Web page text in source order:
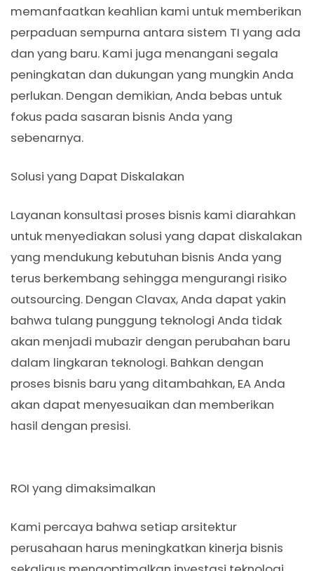
memanfaatkan keahlian kami untuk memberikan
perpaduan sempurna antara sistem TI yang ada
dan yang baru. Kami juga menangani segala
peningkatan dan dukungan yang mungkin Anda
perlukan. Dengan demikian, Anda bebas untuk
fokus pada sasaran bisnis Anda yang
sebenarnya.
Solusi yang Dapat Diskalakan
Layanan konsultasi proses bisnis kami diarahkan
untuk menyediakan solusi yang dapat diskalakan
yang mendukung kebutuhan bisnis Anda yang
terus berkembang sehingga mengurangi risiko
outsourcing. Dengan Clavax, Anda dapat yakin
bahwa tulang punggung teknologi Anda tidak
akan menjadi mubazir dengan perubahan baru
dalam lingkaran teknologi. Bahkan dengan
proses bisnis baru yang ditambahkan, EA Anda
akan dapat menyesuaikan dan memberikan
hasil dengan presisi.
ROI yang dimaksimalkan
Kami percaya bahwa setiap arsitektur
perusahaan harus meningkatkan kinerja bisnis